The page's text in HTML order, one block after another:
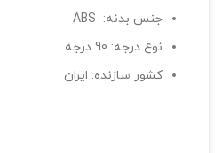
جنس بدنه: ABS
نوع درجه: 90 درجه
کشور سازنده: ایران